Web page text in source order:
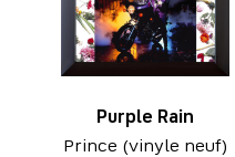
Purple Rain
Prince (vinyle neuf)